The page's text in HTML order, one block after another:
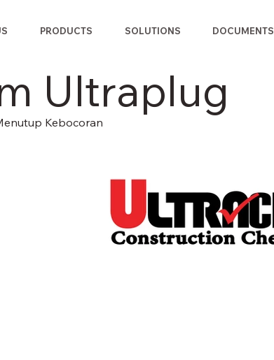
PRODUCTS SOLUTIONS DOCUMENTS
Ultraplug
Kebocoran